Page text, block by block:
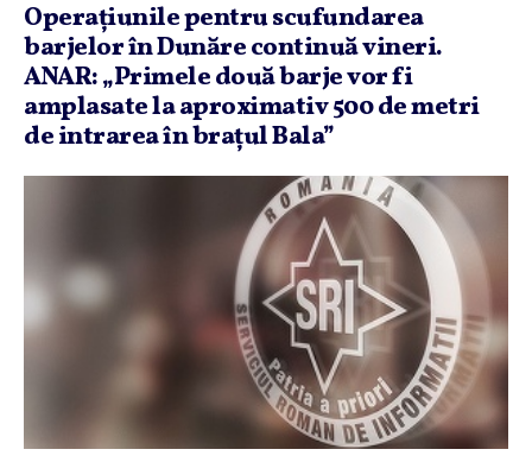
Operaţiunile pentru scufundarea
barjelor în Dunăre continuă vineri.
ANAR: „Primele două barje vor fi
amplasate la aproximativ 500 de metri
de intrarea în braţul Bala”